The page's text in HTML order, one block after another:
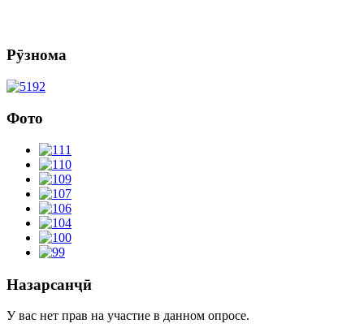
Рӯзнома
Фото
Назарсанҷӣ
У вас нет прав на участие в данном опросе.